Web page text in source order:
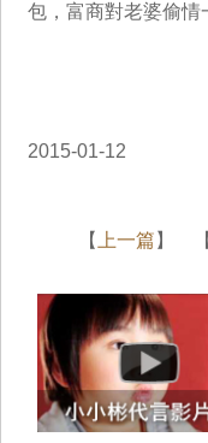
包，富商對老婆偷情
2015-01-12
【 上一篇 】 【